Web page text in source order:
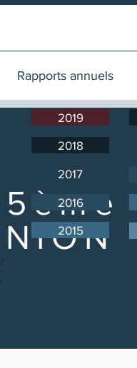
Rapports annuels
2018
2019
2017
2016
2015
Rapports annuels